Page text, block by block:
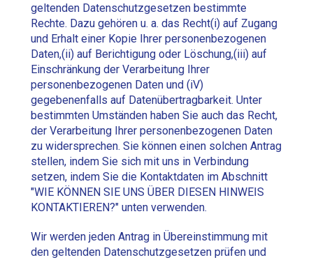
geltenden Datenschutzgesetzen bestimmte
Rechte. Dazu gehören u. a. das Recht(i) auf Zugang
und Erhalt einer Kopie Ihrer personenbezogenen
Daten,(ii) auf Berichtigung oder Löschung,(iii) auf
Einschränkung der Verarbeitung Ihrer
personenbezogenen Daten und (iV)
gegebenenfalls auf Datenübertragbarkeit. Unter
bestimmten Umständen haben Sie auch das Recht,
der Verarbeitung Ihrer personenbezogenen Daten
zu widersprechen. Sie können einen solchen Antrag
stellen, indem Sie sich mit uns in Verbindung
setzen, indem Sie die Kontaktdaten im Abschnitt
"WIE KÖNNEN SIE UNS ÜBER DIESEN HINWEIS
KONTAKTIEREN?" unten verwenden.
Wir werden jeden Antrag in Übereinstimmung mit
den geltenden Datenschutzgesetzen prüfen und